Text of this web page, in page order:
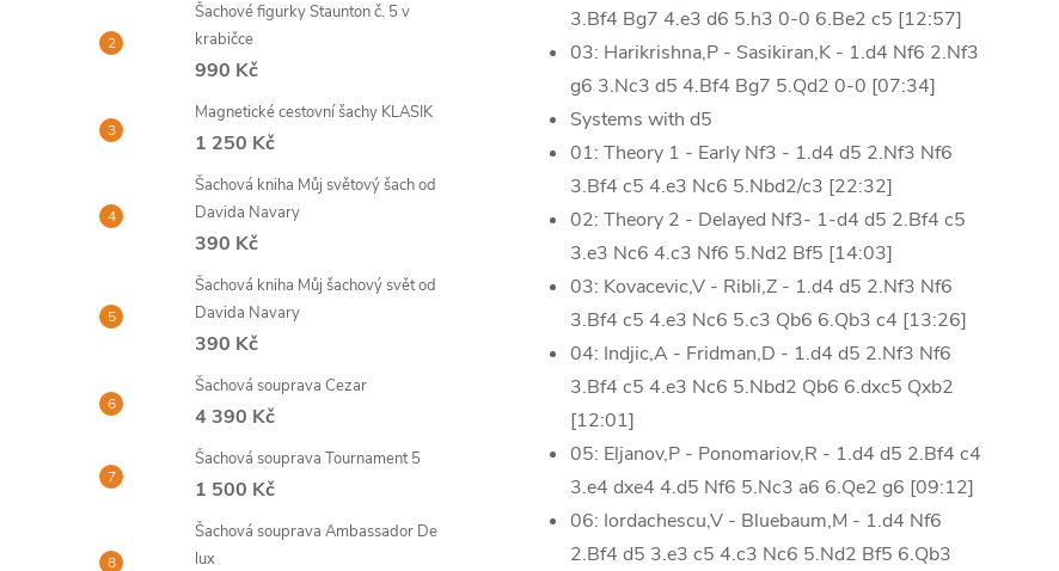
Šachové figurky Staunton č. 5 v
krabičce
990 Kč
Magnetické cestovní šachy KLASIK
1 250 Kč
Šachová kniha Můj světový šach od
Davida Navary
390 Kč
Šachová kniha Můj šachový svět od
Davida Navary
390 Kč
Šachová souprava Cezar
4 390 Kč
Šachová souprava Tournament 5
1 500 Kč
Šachová souprava Ambassador De
lux
3.Bf4 Bg7 4.e3 d6 5.h3 0-0 6.Be2 c5 [12:57]
03: Harikrishna,P - Sasikiran,K - 1.d4 Nf6 2.Nf3
g6 3.Nc3 d5 4.Bf4 Bg7 5.Qd2 0-0 [07:34]
Systems with d5
01: Theory 1 - Early Nf3 - 1.d4 d5 2.Nf3 Nf6
3.Bf4 c5 4.e3 Nc6 5.Nbd2/c3 [22:32]
02: Theory 2 - Delayed Nf3- 1-d4 d5 2.Bf4 c5
3.e3 Nc6 4.c3 Nf6 5.Nd2 Bf5 [14:03]
03: Kovacevic,V - Ribli,Z - 1.d4 d5 2.Nf3 Nf6
3.Bf4 c5 4.e3 Nc6 5.c3 Qb6 6.Qb3 c4 [13:26]
04: Indjic,A - Fridman,D - 1.d4 d5 2.Nf3 Nf6
3.Bf4 c5 4.e3 Nc6 5.Nbd2 Qb6 6.dxc5 Qxb2
[12:01]
05: Eljanov,P - Ponomariov,R - 1.d4 d5 2.Bf4 c4
3.e4 dxe4 4.d5 Nf6 5.Nc3 a6 6.Qe2 g6 [09:12]
06: Iordachescu,V - Bluebaum,M - 1.d4 Nf6
2.Bf4 d5 3.e3 c5 4.c3 Nc6 5.Nd2 Bf5 6.Qb3